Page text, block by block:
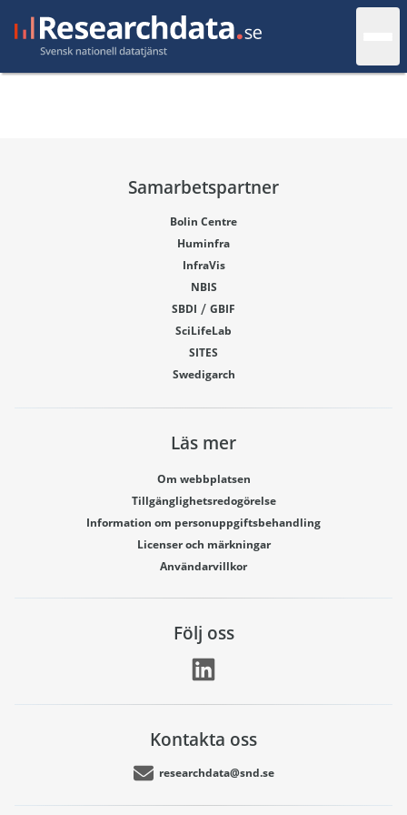
Samarbetspartner
Bolin Centre
Huminfra
InfraVis
NBIS
SBDI / GBIF
SciLifeLab
SITES
Swedigarch
Läs mer
Om webbplatsen
Tillgänglighetsredogörelse
Information om personuppgiftsbehandling
Licenser och märkningar
Användarvillkor
Följ oss
Kontakta oss
researchdata@snd.se